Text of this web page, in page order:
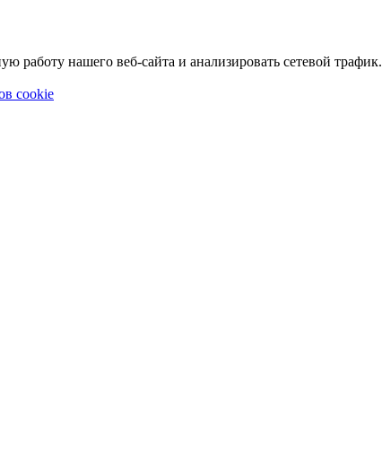
работу нашего веб-сайта и анализировать сетевой трафик.
cookie